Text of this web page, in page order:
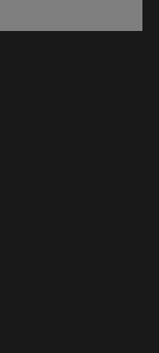
ventana)
ventana)